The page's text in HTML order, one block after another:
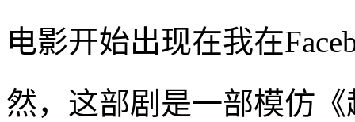
电影开始出现在我在
然，这部剧是一部模仿